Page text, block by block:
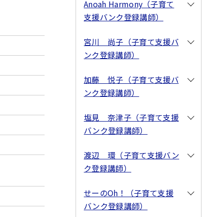
Anoah Harmony（子育て
支援バンク登録講師）
宮川 尚子（子育て支援バ
ンク登録講師）
加藤 悦子（子育て支援バ
ンク登録講師）
塩見 奈津子（子育て支援
バンク登録講師）
渡辺 環（子育て支援バン
ク登録講師）
せーのOh！（子育て支援
バンク登録講師）